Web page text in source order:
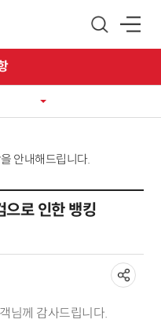
안내해드립니다.
으로 인한 뱅킹
님께 감사드립니다.